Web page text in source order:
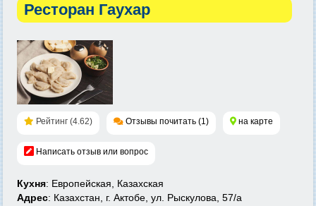
Ресторан Гаухар
Рейтинг (4.62) Отзывы почитать (1) на карте
Написать отзыв или вопрос
Кухня: Европейская, Казахская
Адрес: Казахстан, г. Актобе, ул. Рыскулова, 57/а